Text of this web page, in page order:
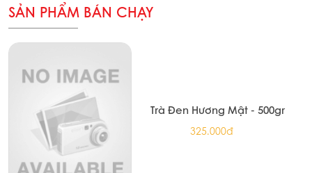
SẢN PHẨM BÁN CHẠY
Trà Đen Hương Mật - 500gr
325.000đ